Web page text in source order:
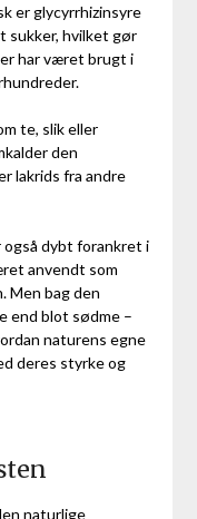
er glycyrrhizinsyre
sukker, hvilket gør
har været brugt i
te, slik eller
den
lakrids fra andre
også dybt forankret i
anvendt som
Men bag den
end blot sødme –
naturens egne
deres styrke og
naturlige